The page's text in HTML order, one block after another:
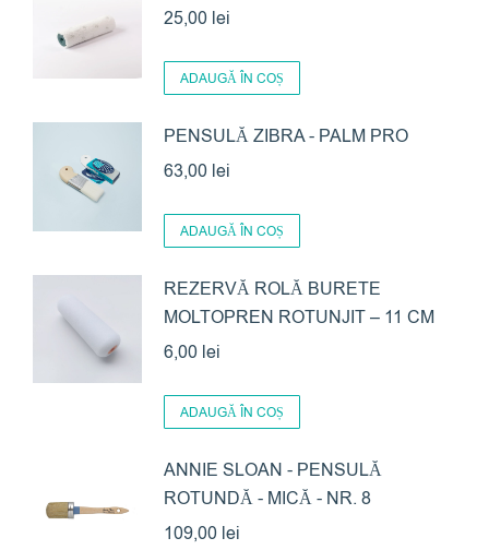
pot
produsului.
25,00 lei
ADAUGĂ ÎN COȘ
PENSULĂ ZIBRA - PALM PRO
63,00 lei
ADAUGĂ ÎN COȘ
REZERVĂ ROLĂ BURETE
MOLTOPREN ROTUNJIT – 11 CM
6,00 lei
ADAUGĂ ÎN COȘ
ANNIE SLOAN - PENSULĂ
ROTUNDĂ - MICĂ - NR. 8
109,00 lei